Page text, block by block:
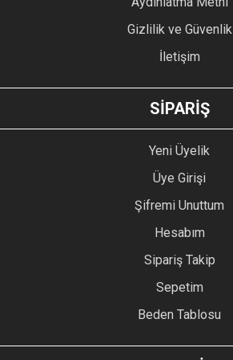
GÖNDER
Gizlilik ve Güvenlik
İletişim
SİPARİŞ
Yeni Üyelik
Üye Girişi
Şifremi Unuttum
Hesabım
Sipariş Takip
Sepetim
Beden Tablosu